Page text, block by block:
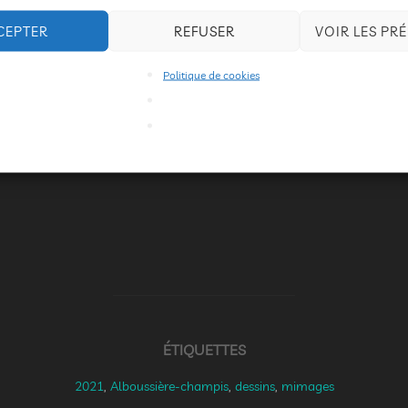
REFUSER VOIR LES
Politique de cookies
ÉTIQUETTES
2021, Alboussière-champis, dessins, mimages